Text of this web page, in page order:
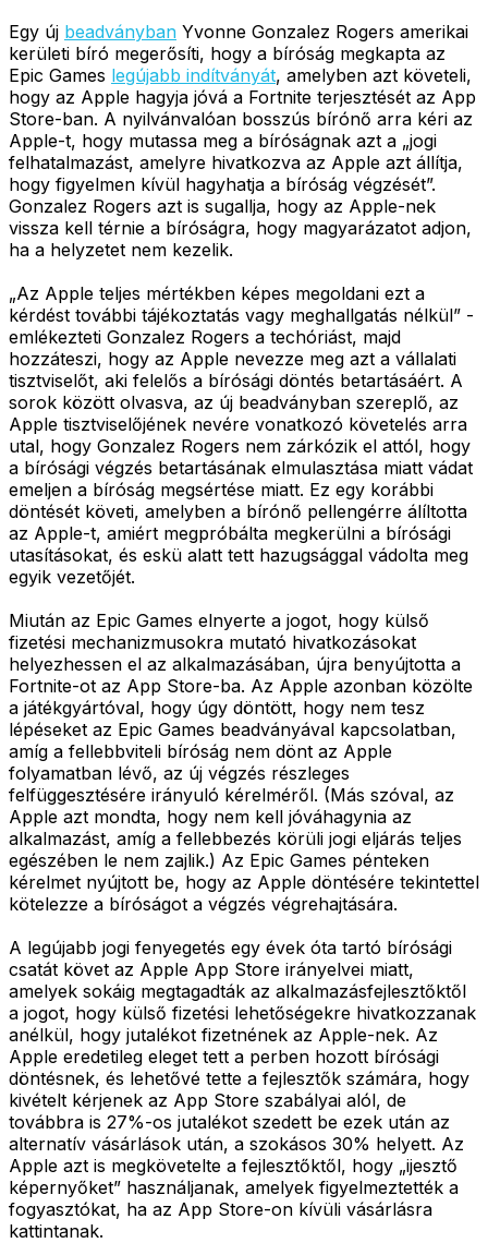
Egy új beadványban Yvonne Gonzalez Rogers amerikai
kerületi bíró megerősíti, hogy a bíróság megkapta az
Epic Games legújabb indítványát, amelyben azt követeli,
hogy az Apple hagyja jóvá a Fortnite terjesztését az App
Store-ban. A nyilvánvalóan bosszús bírónő arra kéri az
Apple-t, hogy mutassa meg a bíróságnak azt a „jogi
felhatalmazást, amelyre hivatkozva az Apple azt állítja,
hogy figyelmen kívül hagyhatja a bíróság végzését”.
Gonzalez Rogers azt is sugallja, hogy az Apple-nek
vissza kell térnie a bíróságra, hogy magyarázatot adjon,
ha a helyzetet nem kezelik.
„Az Apple teljes mértékben képes megoldani ezt a
kérdést további tájékoztatás vagy meghallgatás nélkül” -
emlékezteti Gonzalez Rogers a techóriást, majd
hozzáteszi, hogy az Apple nevezze meg azt a vállalati
tisztviselőt, aki felelős a bírósági döntés betartásáért. A
sorok között olvasva, az új beadványban szereplő, az
Apple tisztviselőjének nevére vonatkozó követelés arra
utal, hogy Gonzalez Rogers nem zárkózik el attól, hogy
a bírósági végzés betartásának elmulasztása miatt vádat
emeljen a bíróság megsértése miatt. Ez egy korábbi
döntését követi, amelyben a bírónő pellengérre álíltotta
az Apple-t, amiért megpróbálta megkerülni a bírósági
utasításokat, és eskü alatt tett hazugsággal vádolta meg
egyik vezetőjét.
Miután az Epic Games elnyerte a jogot, hogy külső
fizetési mechanizmusokra mutató hivatkozásokat
helyezhessen el az alkalmazásában, újra benyújtotta a
Fortnite-ot az App Store-ba. Az Apple azonban közölte
a játékgyártóval, hogy úgy döntött, hogy nem tesz
lépéseket az Epic Games beadványával kapcsolatban,
amíg a fellebbviteli bíróság nem dönt az Apple
folyamatban lévő, az új végzés részleges
felfüggesztésére irányuló kérelméről. (Más szóval, az
Apple azt mondta, hogy nem kell jóváhagynia az
alkalmazást, amíg a fellebbezés körüli jogi eljárás teljes
egészében le nem zajlik.) Az Epic Games pénteken
kérelmet nyújtott be, hogy az Apple döntésére tekintettel
kötelezze a bíróságot a végzés végrehajtására.
A legújabb jogi fenyegetés egy évek óta tartó bírósági
csatát követ az Apple App Store irányelvei miatt,
amelyek sokáig megtagadták az alkalmazásfejlesztőktől
a jogot, hogy külső fizetési lehetőségekre hivatkozzanak
anélkül, hogy jutalékot fizetnének az Apple-nek. Az
Apple eredetileg eleget tett a perben hozott bírósági
döntésnek, és lehetővé tette a fejlesztők számára, hogy
kivételt kérjenek az App Store szabályai alól, de
továbbra is 27%-os jutalékot szedett be ezek után az
alternatív vásárlások után, a szokásos 30% helyett. Az
Apple azt is megkövetelte a fejlesztőktől, hogy „ijesztő
képernyőket” használjanak, amelyek figyelmeztették a
fogyasztókat, ha az App Store-on kívüli vásárlásra
kattintanak.